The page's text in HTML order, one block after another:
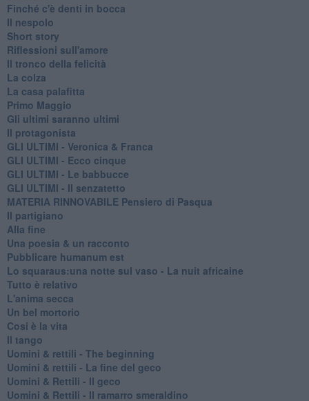
Finché c'è denti in bocca
Il nespolo
Short story
Riflessioni sull'amore
Il tronco della felicità
La colza
La casa palafitta
Primo Maggio
Gli ultimi saranno ultimi
Il protagonista
GLI ULTIMI - Veronica & Franca
GLI ULTIMI - Ecco cinque
GLI ULTIMI - Le babbucce
GLI ULTIMI - Il senzatetto
MATERIA RINNOVABILE Pensiero di Pasqua
Il partigiano
Alla fine
Una poesia & un racconto
Pubblicare humanum est
Lo squaraus:una notte sul vaso - La nuit africaine
Tutto è relativo
L'anima secca
Un bel mortorio
Cosi è la vita
Il tango
​Uomini & rettili - The beginning
​Uomini & rettili - La fine del geco
Uomini & Rettili - Il geco
Uomini & Rettili - Il ramarro smeraldino